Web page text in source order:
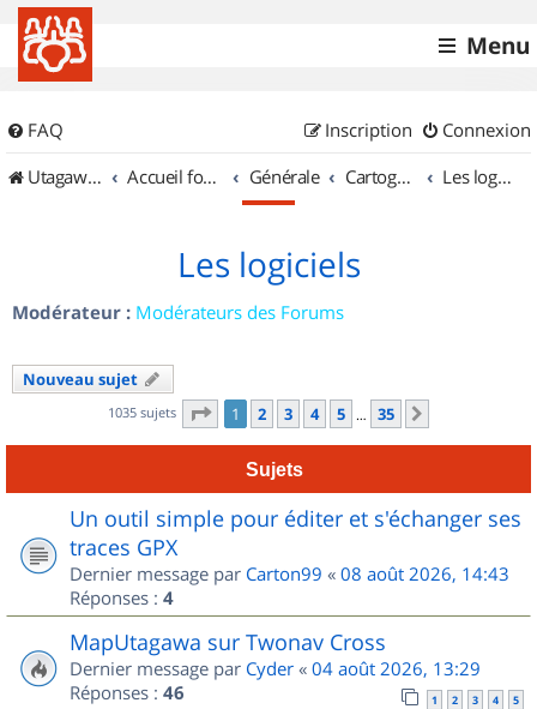
Menu
FAQ Connexion
Inscription
UtagawaVTT (Randos VTT et VTTAE avec traces GPS)
Accueil forum Générale Cartographie et GPS Les logiciels
Les logiciels
Modérateur : Modérateurs des Forums
Nouveau sujet
1035 sujets Page 1sur
1 2 3 4 5 … 35
Sujets
Un outil simple pour éditer et s'échanger ses
traces GPX
Dernier message par Carton99 « 08 août 2026, 14:43
Réponses : 4
MapUtagawa sur Twonav Cross
Dernier message par Cyder « 04 août 2026, 13:29
Réponses : 46 1 2 3 4 5